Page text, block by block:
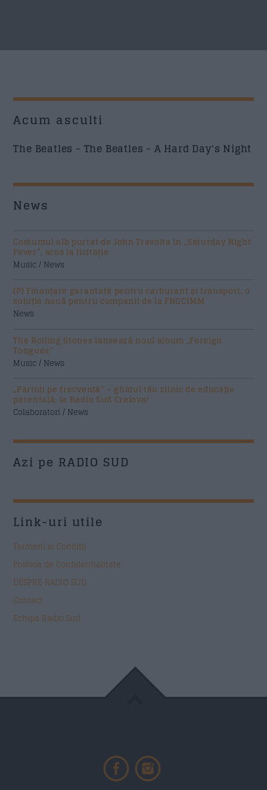
Acum asculti
The Beatles - The Beatles - A Hard Day's Night
News
Costumul alb purtat de John Travolta în „Saturday Night
Fever”, scos la licitație
Music / News
(P) Finanțare garantată pentru carburant și transport, o
soluție nouă pentru companii de la FNGCIMM
News
The Rolling Stones lansează noul album „Foreign
Tongues”
Music / News
„Părinți pe frecvență” – ghidul tău zilnic de educație
parentală, la Radio Sud Craiova!
Colaboratori / News
Azi pe RADIO SUD
Link-uri utile
Termeni si Conditii
Politica de Confidentialitate
DESPRE RADIO SUD
Contact
Echipa Radio Sud